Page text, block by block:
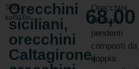
SKU:
kol916tr
Orecchini
siciliani,
orecchini
Caltagirone,
68,00
Orecchini
siciliani
pendenti
composti da
doppia